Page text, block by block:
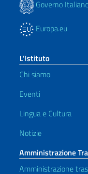
Governo
Europa.eu
L’Istituto
Chi siamo
Eventi
Lingua e Cultura
Notizie
Amministrazione
Amministrazione